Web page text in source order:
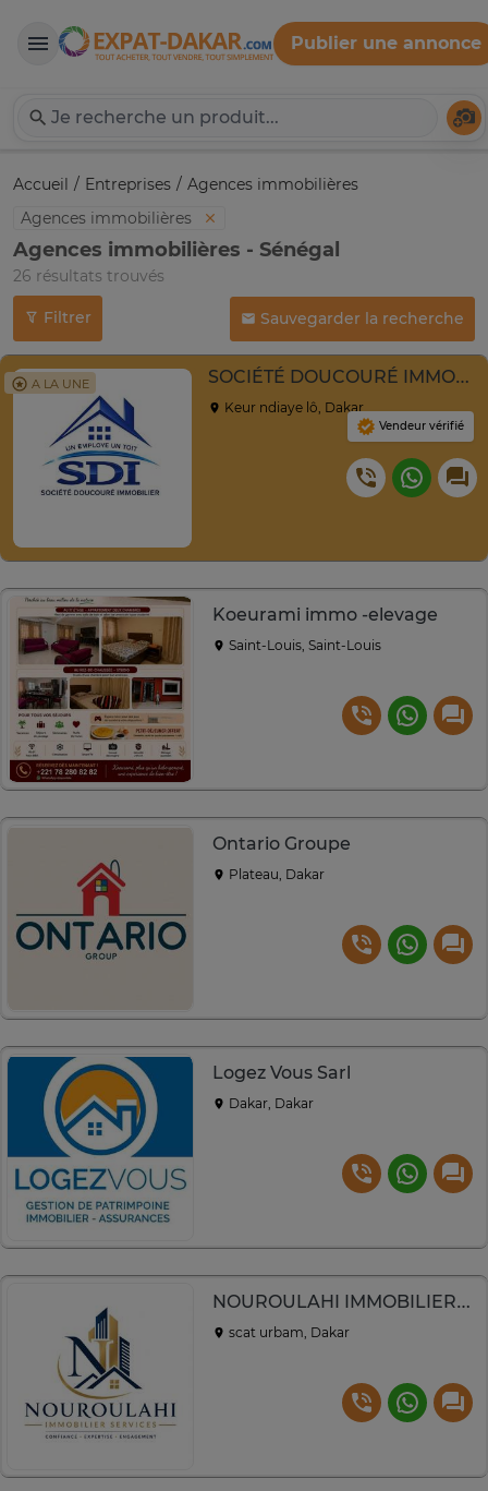
Expat-Dakar
Publier une annonce
Accueil Entreprises
Agences immobilières
Agences immobilières
Agences immobilières - Sénégal
26 résultats trouvés
Filtrer Sauvegarder la recherche
A LA UNE SOCIÉTÉ DOUCOURÉ IMMOBILIER SDI
Keur ndiaye lô, Dakar
Vendeur vérifié
Koeurami immo -elevage
Saint-Louis, Saint-Louis
Ontario Groupe
Plateau, Dakar
Logez Vous Sarl
Dakar, Dakar
NOUROULAHI IMMOBILIER SERVICES
scat urbam, Dakar